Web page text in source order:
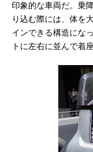
印象的な車両だ。乗
り込む際には、体を
インできる構造にな
トに左右に並んで着